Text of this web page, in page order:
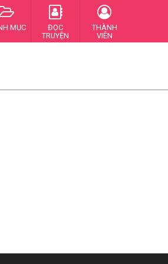
MỤC
ĐỌC
TRUYỆN
THÀNH
VIÊN